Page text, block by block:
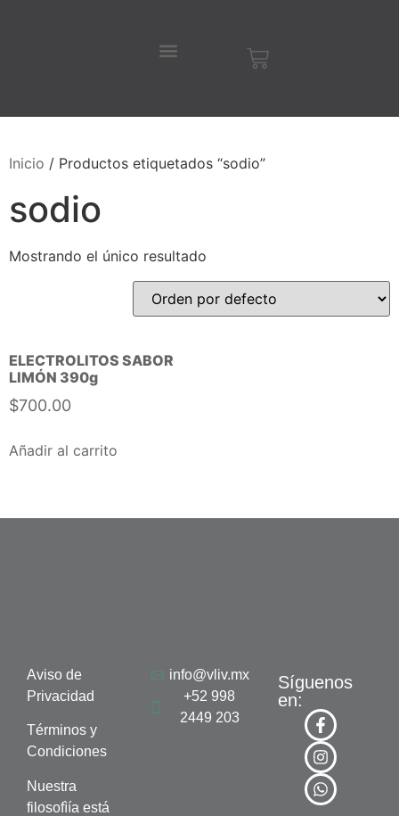
Inicio / Productos etiquetados “sodio”
sodio
Mostrando el único resultado
ELECTROLITOS SABOR
LIMÓN 390g
$700.00
Añadir al carrito
Aviso de
Privacidad
Términos y
Condiciones
Nuestra
filosofìía está
info@vliv.mx
+52 998
2449 203
Síguenos
en: